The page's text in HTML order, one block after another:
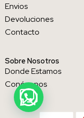
Envios
Devoluciones
Contacto
Sobre Nosotros
Donde Estamos
Conócenos